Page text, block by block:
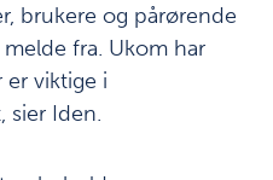
brukere og pårørende
fra. Ukom har
er viktige i
sier Iden.